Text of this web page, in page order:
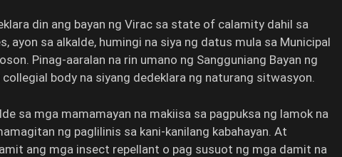
din ang bayan ng Virac sa state of calamity dahil sa
ayon sa alkalde, humingi na siya ng datus mula sa Municipal
Pinag-aaralan na rin umano ng Sangguniang Bayan ng
body na siyang dedeklara ng naturang sitwasyon.
sa mga mamamayan na makiisa sa pagpuksa ng lamok na
ng paglilinis sa kani-kanilang kabahayan. At
ang mga insect repellant o pag susuot ng mga damit na